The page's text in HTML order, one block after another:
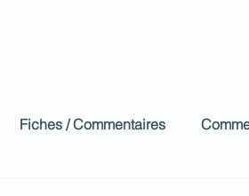
Fiches / Commentaires